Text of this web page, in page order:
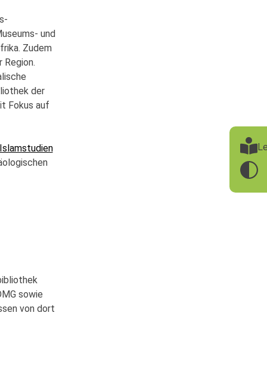
und
Zudem
Region.
der
Fokus auf
sowie
von dort